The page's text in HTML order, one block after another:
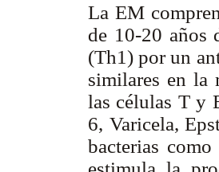
La EM
de 10-20 años
(Th1) por un
similares en la
las células T y
6, Varicela,
bacterias como